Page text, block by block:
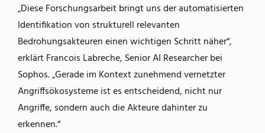
„Diese Forschungsarbeit bringt uns der automatisierten
Identifikation von strukturell relevanten
Bedrohungsakteuren einen wichtigen Schritt näher“,
erklärt Francois Labreche, Senior AI Researcher bei
Sophos. „Gerade im Kontext zunehmend vernetzter
Angriffsökosysteme ist es entscheidend, nicht nur
Angriffe, sondern auch die Akteure dahinter zu
erkennen.“